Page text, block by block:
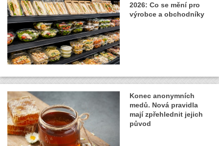
2026: Co se mění pro
výrobce a obchodníky
Konec anonymních
medů. Nová pravidla
mají zpřehlednit jejich
původ